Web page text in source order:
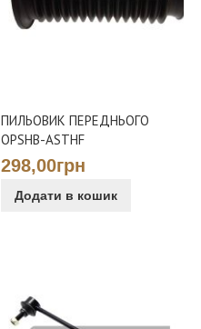
ПИЛЬОВИК ПЕРЕДНЬОГО
OPSHB-ASTHF
298,00грн
Додати в кошик